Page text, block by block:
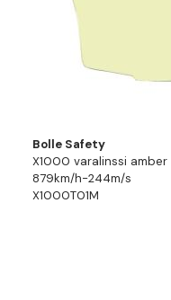
Bolle Safety
X1000 varalinssi amber
879km/h-244m/s
X1000T01M